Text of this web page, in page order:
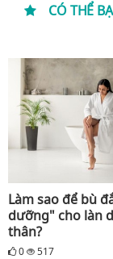
CÓ THỂ
Làm sao để bù
dưỡng" cho làn
thân?
0 517